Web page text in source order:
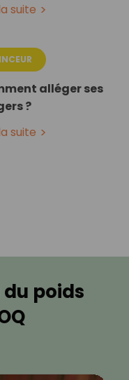
suite
alléger ses
?
suite
poids